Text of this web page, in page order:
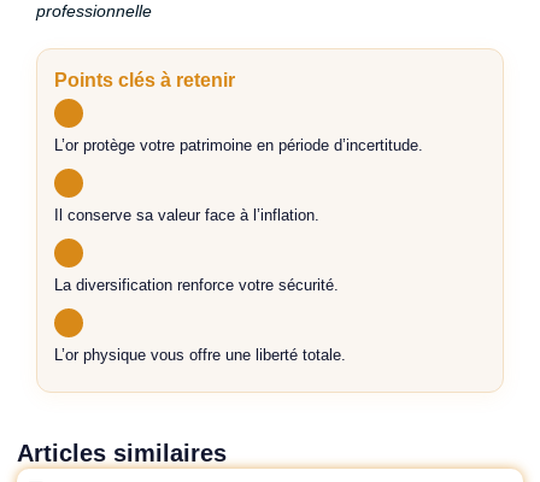
professionnelle
Points clés à retenir
L’or protège votre patrimoine en période d’incertitude.
Il conserve sa valeur face à l’inflation.
La diversification renforce votre sécurité.
L’or physique vous offre une liberté totale.
Articles similaires